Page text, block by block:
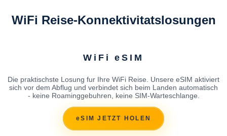
WiFi Reise-Konnektivitatslosungen
WiFi eSIM
Die praktischste Losung fur Ihre WiFi Reise. Unsere eSIM aktiviert
sich vor dem Abflug und verbindet sich beim Landen automatisch
- keine Roaminggebuhren, keine SIM-Warteschlange.
eSIM JETZT HOLEN